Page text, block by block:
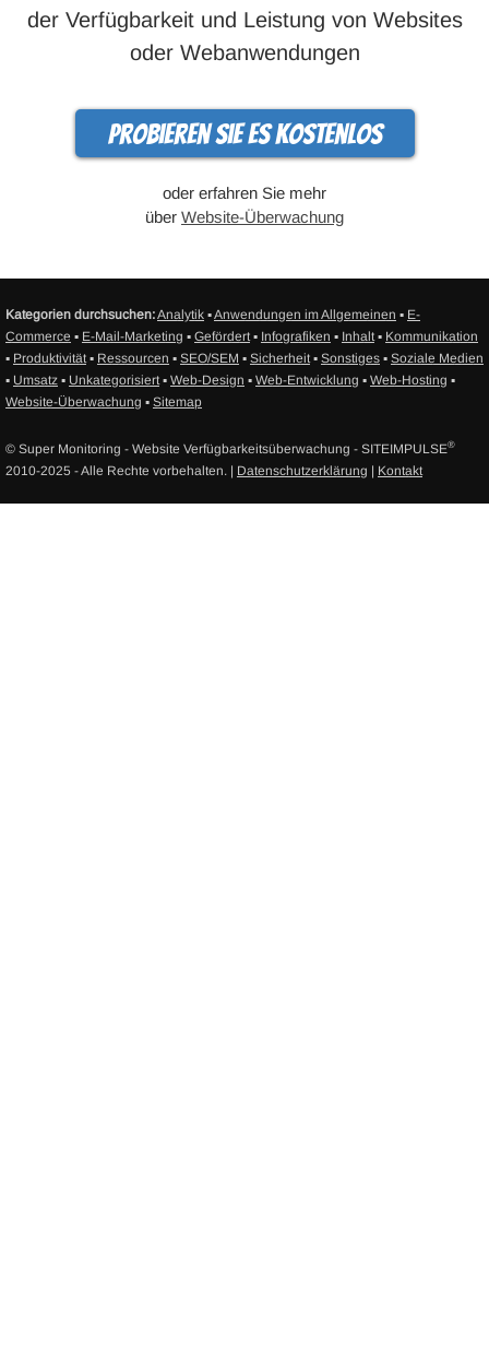
der Verfügbarkeit und Leistung von Websites
oder Webanwendungen
Probieren Sie es kostenlos
oder erfahren Sie mehr
über Website-Überwachung
Kategorien durchsuchen:Analytik ▪Anwendungen im Allgemeinen ▪ E-
Commerce ▪ E-Mail-Marketing ▪ Gefördert▪ Infografiken ▪ Inhalt▪ Kommunikation
▪ Produktivität▪ Ressourcen ▪ SEO/SEM ▪ Sicherheit▪ Sonstiges ▪ Soziale Medien
▪ Umsatz ▪ Unkategorisiert▪ Web-Design ▪ Web-Entwicklung ▪ Web-Hosting ▪
Website-Überwachung ▪ Sitemap
© Super Monitoring - Website Verfügbarkeitsüberwachung - SITEIMPULSE®
2010-2025 - Alle Rechte vorbehalten. | Datenschutzerklärung | Kontakt